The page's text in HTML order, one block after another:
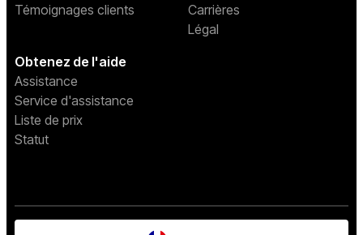
Témoignages clients
Carrières
Légal
Obtenez de l'aide
Assistance
Service d'assistance
Liste de prix
Statut